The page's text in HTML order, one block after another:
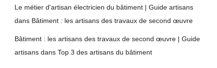
Le métier d'artisan électricien du bâtiment | Guide artisans
dans Bâtiment : les artisans des travaux de second œuvre
Bâtiment : les artisans des travaux de second œuvre | Guide
artisans dans Top 3 des artisans du bâtiment